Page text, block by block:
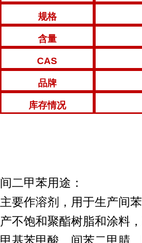
规格
含量
CAS
品牌
库存情况
间二甲苯用途：
主要作溶剂，用于生产间
产不饱和聚酯树脂和涂料